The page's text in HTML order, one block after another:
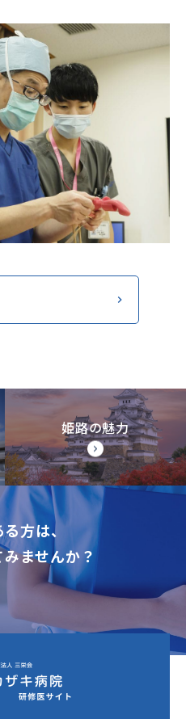
姫路の魅力
方は、
ませんか？